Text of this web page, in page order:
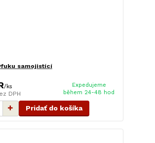
samojistící
/ks
DPH
Expedujeme
během 24-48 hod
Pridať do košíka